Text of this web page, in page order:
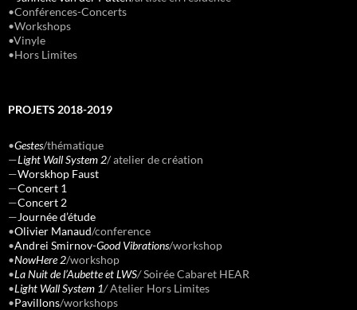
•Conférences-Concerts
•Workshops
•Vinyle
•Hors Limites
PROJETS 2018-2019
•Gestes/thématique
—Light Wall System 2/ atelier de création
—Worskhop Faust
—Concert 1
—Concert 2
—Journée d’étude
•Olivier Manaud/conference
•Andrei Smirnov-Good Vibrations/workshop
•NowHere 2/workshop
•La Nuit de l’Aubette et LWS/Soirée Cabaret HEAR
•Light Wall System 1/Atelier Hors Limites
•Pavillons/workshops